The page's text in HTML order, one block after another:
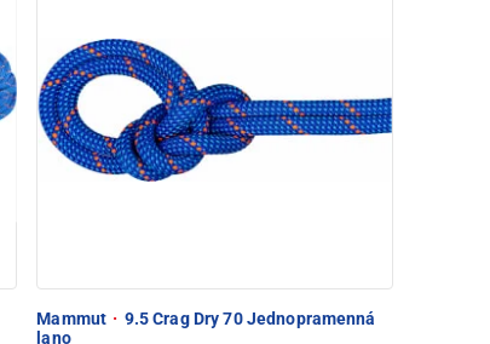
Mammut · 9.5 Crag Dry 70 Jednopramenná
lano